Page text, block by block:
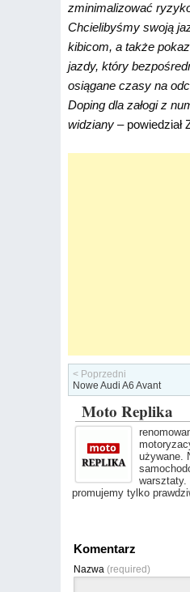
zminimalizować
Chcielibyśmy swoją
kibicom, a także
jazdy, który
osiągane czasy na
Doping dla załogi z
widziany – powiedział
< Poprzedni
Nowe Audi A6 Avant
Moto Replika
używane.
warsztaty.
promujemy tylko
Komentarz
Nazwa (required)